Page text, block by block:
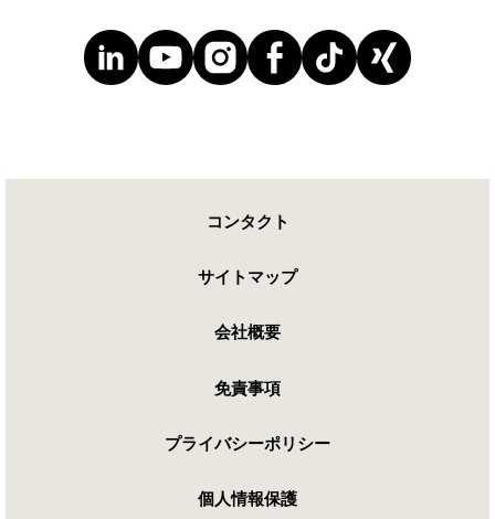
コンタクト
サイトマップ
会社概要
免責事項
プライバシーポリシー
個人情報保護